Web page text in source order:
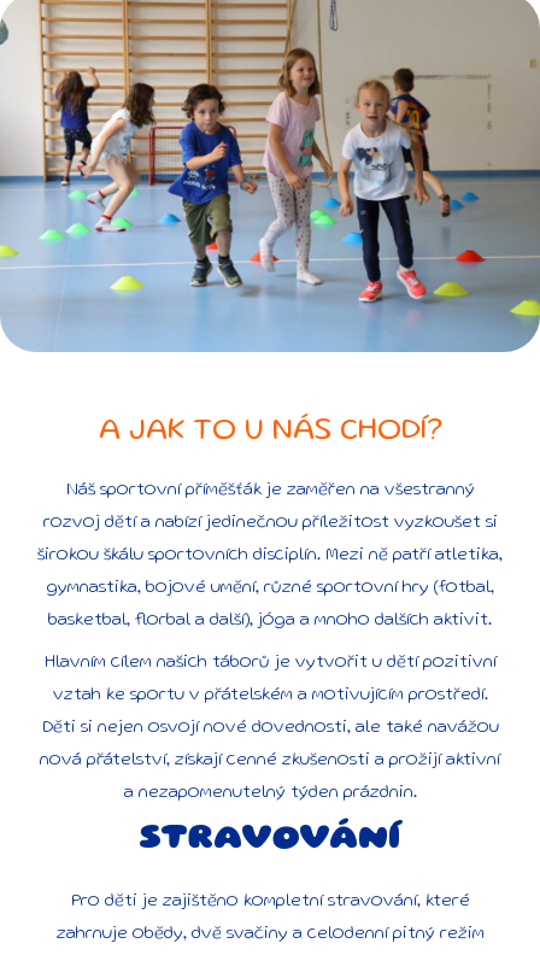
A JAK TO U NÁS CHODÍ?
Náš sportovní příměšťák je zaměřen na všestranný
rozvoj dětí a nabízí jedinečnou příležitost vyzkoušet si
širokou škálu sportovních disciplín. Mezi ně patří atletika,
gymnastika, bojové umění, různé sportovní hry (fotbal,
basketbal, florbal a další), jóga a mnoho dalších aktivit.
Hlavním cílem našich táborů je vytvořit u dětí pozitivní
vztah ke sportu v přátelském a motivujícím prostředí.
Děti si nejen osvojí nové dovednosti, ale také navážou
nová přátelství, získají cenné zkušenosti a prožijí aktivní
a nezapomenutelný týden prázdnin.
STRAVOVÁNÍ
Pro děti je zajištěno kompletní stravování, které
zahrnuje obědy, dvě svačiny a celodenní pitný režim